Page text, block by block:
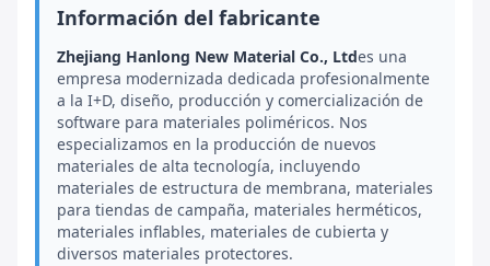
Información del fabricante
Zhejiang Hanlong New Material Co., Ltdes una
empresa modernizada dedicada profesionalmente
a la I+D, diseño, producción y comercialización de
software para materiales poliméricos. Nos
especializamos en la producción de nuevos
materiales de alta tecnología, incluyendo
materiales de estructura de membrana, materiales
para tiendas de campaña, materiales herméticos,
materiales inflables, materiales de cubierta y
diversos materiales protectores.